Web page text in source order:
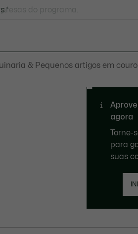
do programa.
& Pequenos artigos em couro